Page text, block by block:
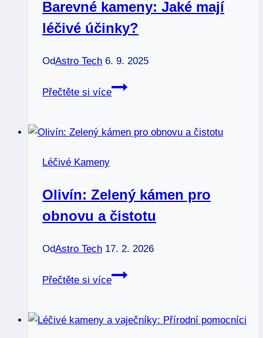
zdraví
Barevné kameny: Jaké mají
léčivé účinky?
OdAstro Tech 6. 9. 2025
Přečtěte si více
Barevné
mají
Léčivé Kameny
Olivín: Zelený kámen pro
obnovu a čistotu
OdAstro Tech 17. 2. 2026
Přečtěte si více
Olivín:
pro